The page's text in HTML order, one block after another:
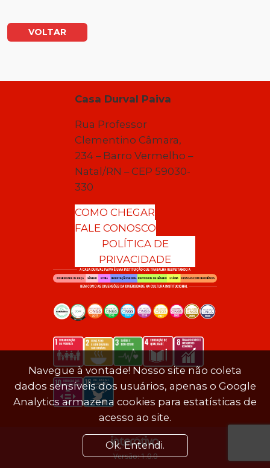
VOLTAR
Casa Durval Paiva
Rua Professor
Clementino Câmara,
234 – Barro Vermelho –
Natal/RN – CEP 59030-
330
COMO CHEGAR
FALE CONOSCO
POLÍTICA DE
PRIVACIDADE
Versão: 1.0.0
Navegue à vontade! Nosso site não coleta
dados sensíveis dos usuários, apenas o Google
Analytics armazena cookies para estatísticas de
acesso ao site.
Ok. Entendi.